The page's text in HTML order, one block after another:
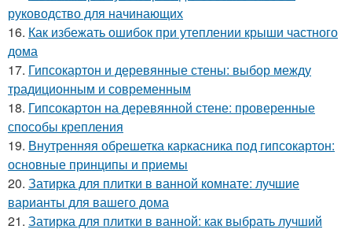
руководство для начинающих
16. Как избежать ошибок при утеплении крыши частного
дома
17. Гипсокартон и деревянные стены: выбор между
традиционным и современным
18. Гипсокартон на деревянной стене: проверенные
способы крепления
19. Внутренняя обрешетка каркасника под гипсокартон:
основные принципы и приемы
20. Затирка для плитки в ванной комнате: лучшие
варианты для вашего дома
21. Затирка для плитки в ванной: как выбрать лучший